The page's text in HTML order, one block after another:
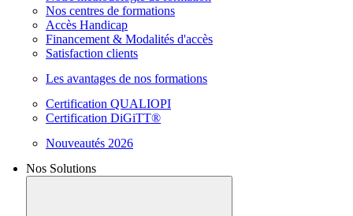
Nos centres de formations
Accès Handicap
Financement & Modalités d'accès
Satisfaction clients
Les avantages de nos formations
Certification QUALIOPI
Certification DiGiTT®
Nouveautés 2026
Nos Solutions